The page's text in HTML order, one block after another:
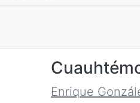
Enrique